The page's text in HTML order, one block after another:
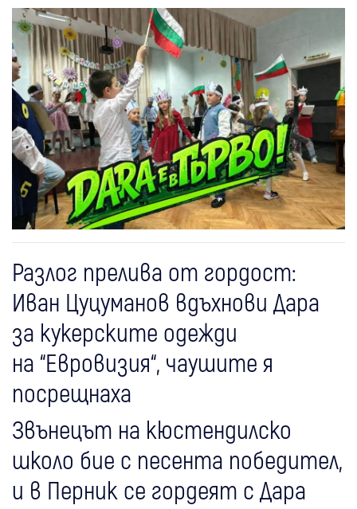
Разлог прелива от гордост:
Иван Цуцуманов вдъхнови Дара
за кукерските одежди
на “Евровизия“, чаушите я
посрещнаха
Звънецът на кюстендилско
школо бие с песента победител,
и в Перник се гордеят с Дара